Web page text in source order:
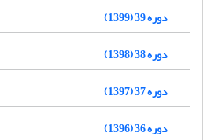
دوره 39 (1399)
دوره 38 (1398)
دوره 37 (1397)
دوره 36 (1396)